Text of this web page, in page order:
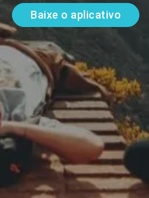
Baixe o aplicativo